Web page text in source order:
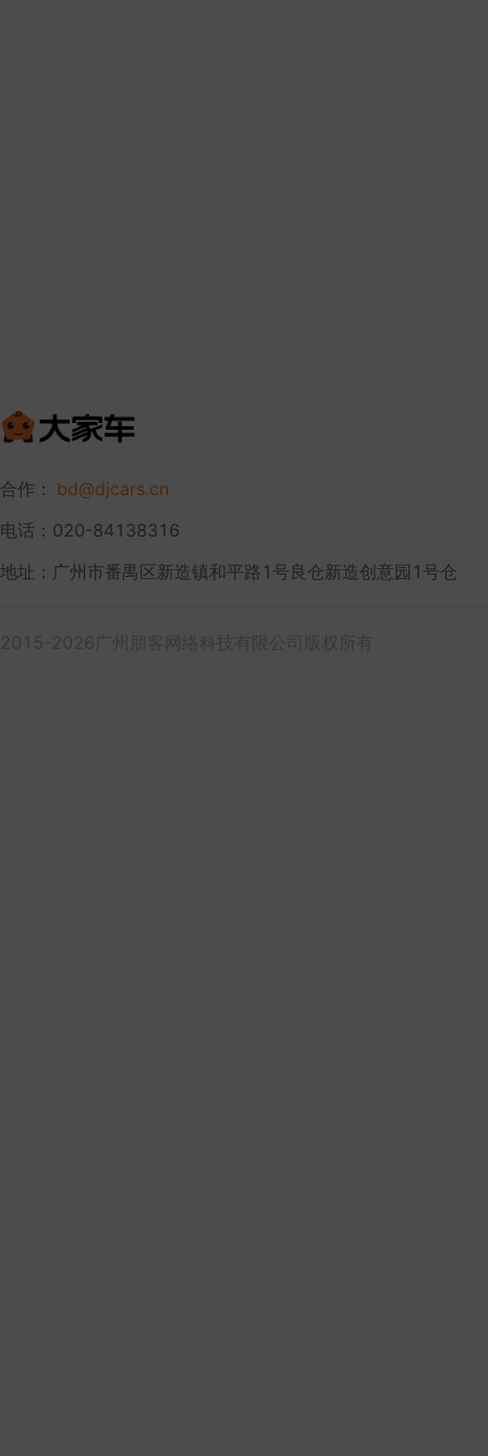
合作： bd@djcars.cn
电话：020-84138316
地址：广州市番禺区新造镇和平路1号良仓新造创意园1号仓